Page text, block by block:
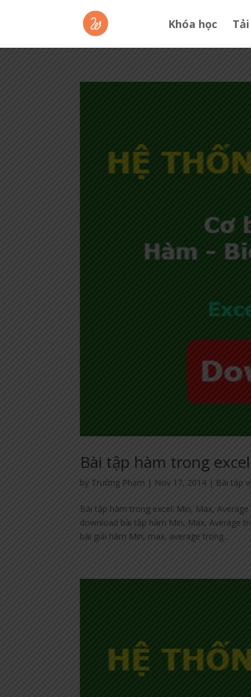
Khóa học
Bài tập hàm trong
by Trường Phạm | Nov 17, 2014 | Bài tập
Bài tập hàm trong excel: Min, Max,
download bài tập hàm Min, Max, Average
bài giải hàm Min, max, average trong...